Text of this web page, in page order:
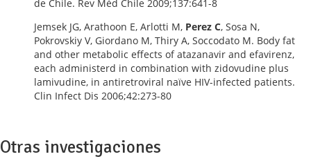
de Chile. Rev Méd Chile 2009;137:641-8
Jemsek JG, Arathoon E, Arlotti M, Perez C, Sosa N,
Pokrovskiy V, Giordano M, Thiry A, Soccodato M. Body fat
and other metabolic effects of atazanavir and efavirenz,
each administerd in combination with zidovudine plus
lamivudine, in antiretroviral naïve HIV-infected patients.
Clin Infect Dis 2006;42:273-80
Otras investigaciones